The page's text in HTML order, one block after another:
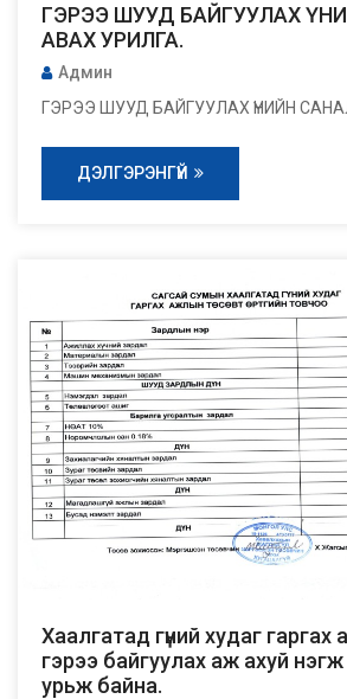
ГЭРЭЭ ШУУД БАЙГУУЛАХ
АВАХ УРИЛГА.
Админ
ГЭРЭЭ ШУУД БАЙГУУЛАХ ҮНИЙН
ДЭЛГЭРЭНГҮЙ
Хаалгатад гүний худаг
гэрээ байгуулах аж ахуй
урьж байна.